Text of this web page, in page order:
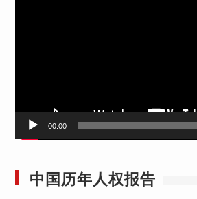
00:00
中国历年人权报告